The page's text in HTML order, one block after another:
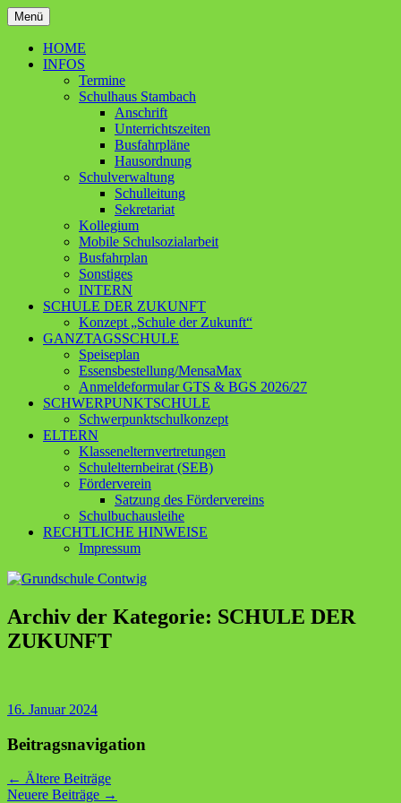
Zum
Inhalt
springen
Grundschule Contwig
Menü
HOME
INFOS
Termine
Schulhaus Stambach
Anschrift
Unterrichtszeiten
Busfahrpläne
Hausordnung
Schulverwaltung
Schulleitung
Sekretariat
Kollegium
Mobile Schulsozialarbeit
Busfahrplan
Sonstiges
INTERN
SCHULE DER ZUKUNFT
Konzept „Schule der Zukunft“
GANZTAGSSCHULE
Speiseplan
Essensbestellung/MensaMax
Anmeldeformular GTS & BGS 2026/27
SCHWERPUNKTSCHULE
Schwerpunktschulkonzept
ELTERN
Klassenelternvertretungen
Schulelternbeirat (SEB)
Förderverein
Satzung des Fördervereins
Schulbuchausleihe
RECHTLICHE HINWEISE
Impressum
Archiv der Kategorie: SCHULE DER
ZUKUNFT
16. Januar 2024
Beitragsnavigation
← Ältere Beiträge
Neuere Beiträge →